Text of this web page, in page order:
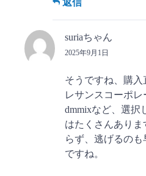
返信
suriaちゃん
2025年9月1日
そうですね、購
レサンスコーポ
dmmixなど、選択
はたくさんあり
らず、逃げるの
ですね。